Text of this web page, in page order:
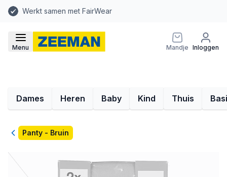
Werkt samen met FairWear
Menu Mandje Inloggen
Dames Heren Baby Kind Thuis
TerugPanty - Bruin